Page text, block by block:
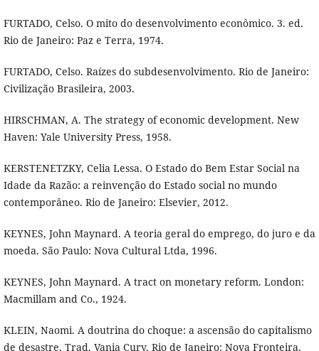
FURTADO, Celso. O mito do desenvolvimento econômico. 3. ed.
Rio de Janeiro: Paz e Terra, 1974.
FURTADO, Celso. Raízes do subdesenvolvimento. Rio de Janeiro:
Civilização Brasileira, 2003.
HIRSCHMAN, A. The strategy of economic development. New
Haven: Yale University Press, 1958.
KERSTENETZKY, Celia Lessa. O Estado do Bem Estar Social na
Idade da Razão: a reinvenção do Estado social no mundo
contemporâneo. Rio de Janeiro: Elsevier, 2012.
KEYNES, John Maynard. A teoria geral do emprego, do juro e da
moeda. São Paulo: Nova Cultural Ltda, 1996.
KEYNES, John Maynard. A tract on monetary reform. London:
Macmillam and Co., 1924.
KLEIN, Naomi. A doutrina do choque: a ascensão do capitalismo
de desastre. Trad. Vania Cury. Rio de Janeiro: Nova Fronteira,